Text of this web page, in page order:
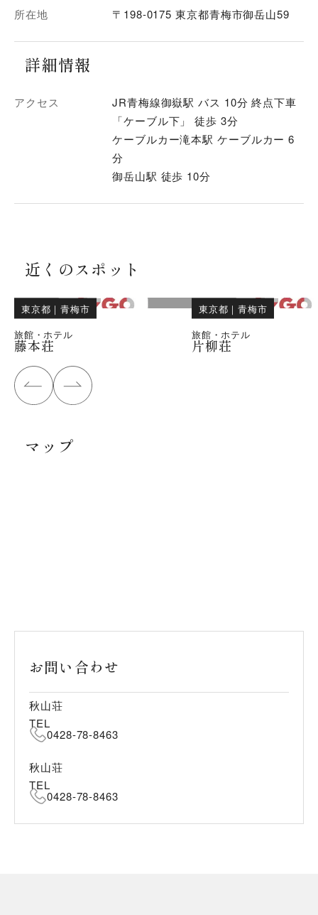
所在地 〒198-0175 東京都青梅市御岳山59
詳細情報
アクセス
JR青梅線御嶽駅 バス 10分 終点下車
「ケーブル下」 徒歩 3分
ケーブルカー滝本駅 ケーブルカー 6
分
御岳山駅 徒歩 10分
近くのスポット
東京都 ｜青梅市
旅館・ホテル
藤本荘
東京都 ｜青梅市
旅館・ホテル
片柳荘
マップ
お問い合わせ
秋山荘
TEL
0428-78-8463
秋山荘
TEL
0428-78-8463